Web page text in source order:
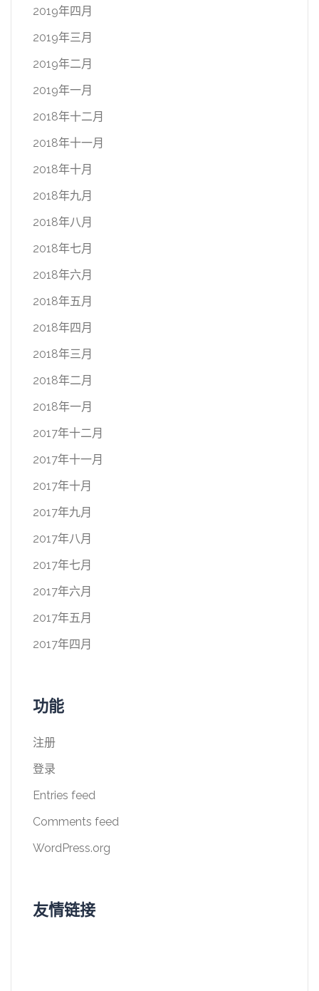
2019年四月
2019年三月
2019年二月
2019年一月
2018年十二月
2018年十一月
2018年十月
2018年九月
2018年八月
2018年七月
2018年六月
2018年五月
2018年四月
2018年三月
2018年二月
2018年一月
2017年十二月
2017年十一月
2017年十月
2017年九月
2017年八月
2017年七月
2017年六月
2017年五月
2017年四月
功能
注册
登录
Entries feed
Comments feed
WordPress.org
友情链接